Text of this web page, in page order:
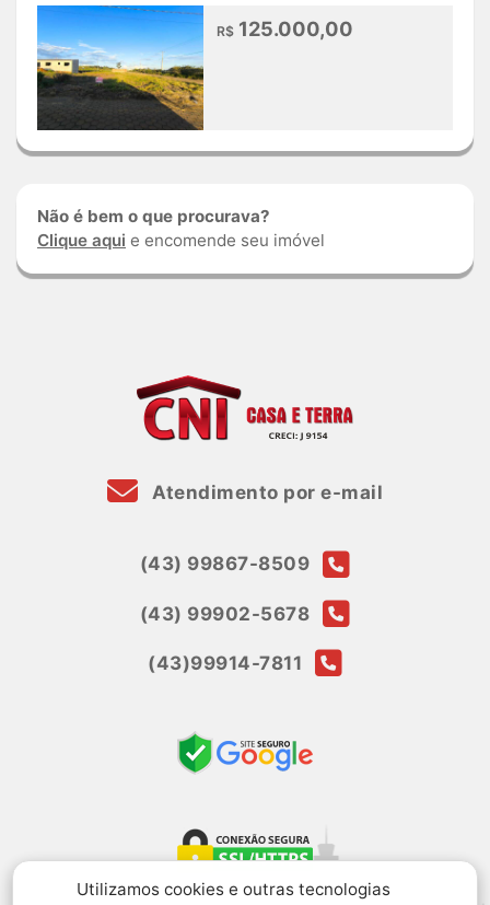
Utilizamos cookies e outras tecnologias
R$ 125.000,00
Não é bem o que procurava?
Clique aqui e encomende seu imóvel
Atendimento por e-mail
(43) 99867-8509
(43) 99902-5678
(43)99914-7811